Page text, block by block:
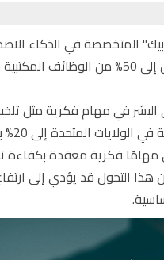
المتخصصة في الذكاء
الذكاء الاصطناعي قد يؤدي إلى فقدان ما
في مهام فكرية مثل
إلى 20% بحلول عام 2030.
فكرية معقدة بكفاءة
هذا التحول قد يؤدي إلى